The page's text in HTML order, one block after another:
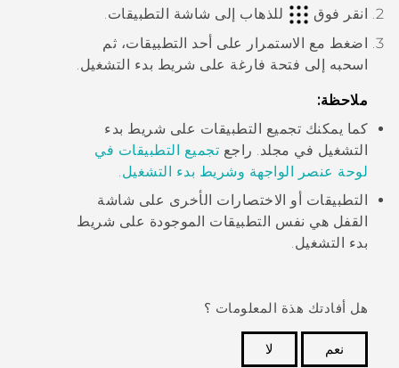
انقر فوق للذهاب إلى شاشة التطبيقات
اضغط مع الاستمرار على أحد التطبيقات، ثم
اسحبه إلى فتحة فارغة على شريط بدء التشغيل.
ملاحظة:
كما يمكنك تجميع التطبيقات على شريط بدء
التشغيل في مجلد. راجع تجميع التطبيقات في
لوحة عنصر الواجهة وشريط بدء التشغيل.
التطبيقات أو الاختصارات الأخرى على شاشة
القفل هي نفس التطبيقات الموجودة على شريط
بدء التشغيل.
هل أفادتك هذة المعلومات ؟
نعم
لا